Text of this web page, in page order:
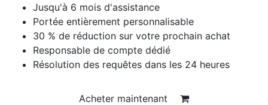
Jusqu'à 6 mois d'assistance
Portée entièrement personnalisable
30 % de réduction sur votre prochain achat
Responsable de compte dédié
Résolution des requêtes dans les 24 heures
Acheter maintenant